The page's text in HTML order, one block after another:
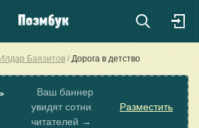
Илдар Баязитов Дорога в детство
Ваш баннер
увидят сотни
читателей →
Разместить